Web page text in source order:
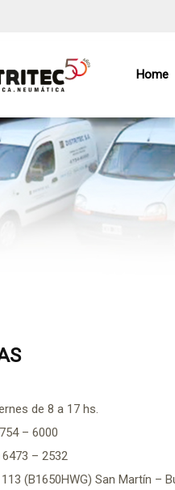
Home
de 8 a 17 hs.
– 6000
– 2532
(B1650HWG) San Martín –